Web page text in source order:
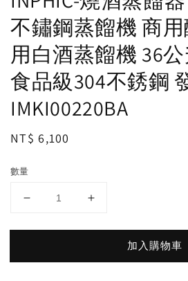
不鏽鋼蒸餾機 商
用白酒蒸餾機 36
食品級304不銹鋼
IMKI00220BA
Regular
NT$ 6,100
數量
加入購物車